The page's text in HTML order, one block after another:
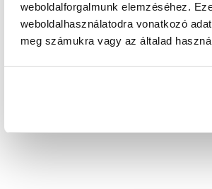
weboldalforgalmunk elemzéséhez.
weboldalhasználatodra vonatkozó
meg számukra vagy az általad